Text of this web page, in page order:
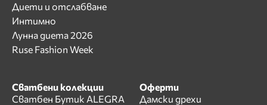
Диети и отслабване
Интимно
Лунна диета 2026
Ruse Fashion Week
Сватбени колекции
Сватбен Бутик ALEGRA
Оферти
Дамски дрехи